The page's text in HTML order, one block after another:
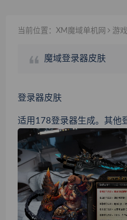
当前位置： XM魔域单机网 游
魔域登录器皮肤
登录器皮肤
适用178登录器生成。其他